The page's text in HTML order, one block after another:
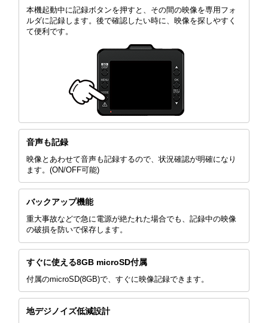
本機起動中に記録ボタンを押すと、その間の映像を専用フォ
ルダに記録します。後で確認したい時に、映像を探しやすく
て便利です。
音声も記録
映像とあわせて音声も記録するので、状況確認が明確になり
ます。(ON/OFF可能)
バックアップ機能
重大事故などで急に電源が絶たれた場合でも、記録中の映像
の破損を防いで保存します。
すぐに使える8GB microSD付属
付属のmicroSD(8GB)で、すぐに映像記録できます。
地デジノイズ低減設計